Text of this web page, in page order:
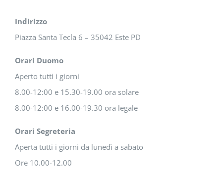
Indirizzo
Piazza Santa Tecla 6 – 35042 Este PD
Orari Duomo
Aperto tutti i giorni
8.00-12:00 e 15.30-19.00 ora solare
8.00-12:00 e 16.00-19.30 ora legale
Orari Segreteria
Aperta tutti i giorni da lunedì a sabato
Ore 10.00-12.00